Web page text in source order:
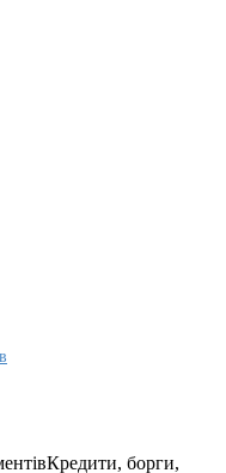
борги,